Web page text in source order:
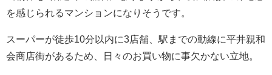
を感じられるマンションになりそうです。
スーパーが徒歩10分以内に3店舗、駅までの動線に平井親和
会商店街があるため、日々のお買い物に事欠かない立地。